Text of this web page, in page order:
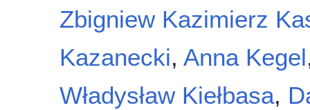
Zbigniew Kazimierz
Kazanecki, Anna Kegel
Władysław Kiełbasa,